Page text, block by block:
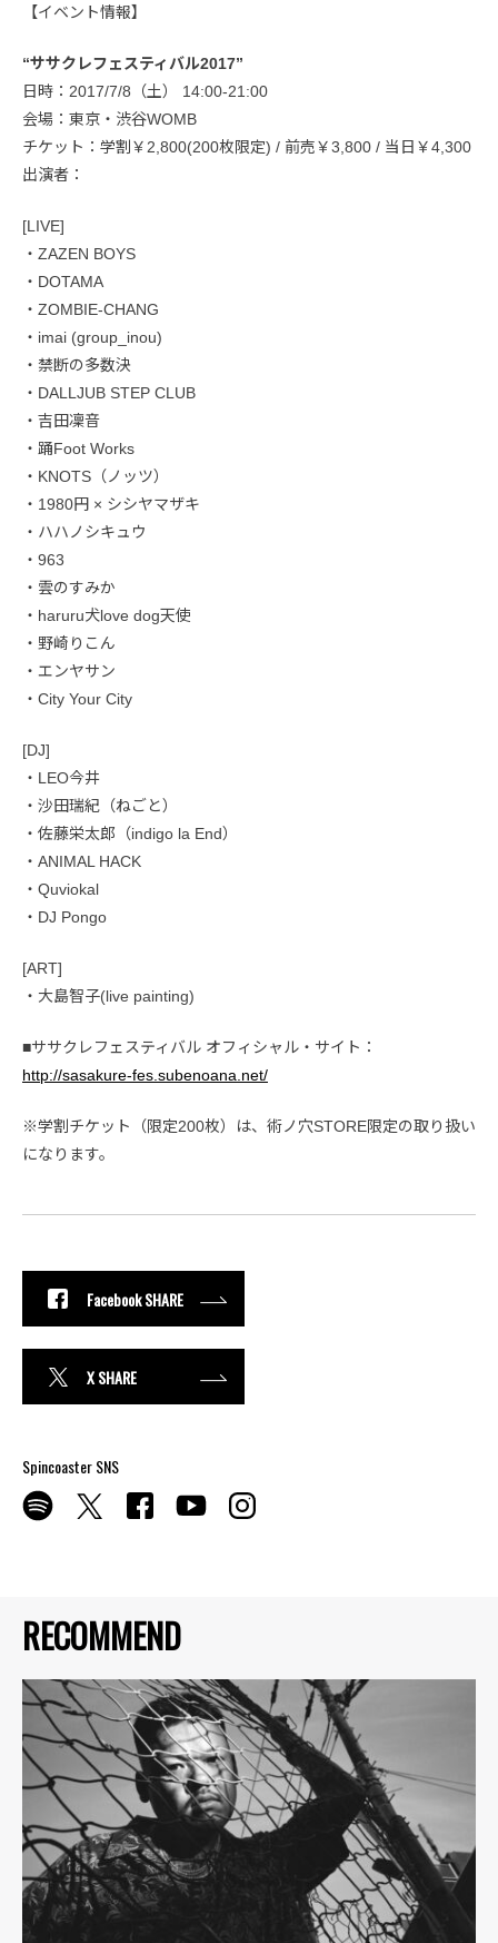
RECOMMEND
【イベント情報】
“ササクレフェスティバル2017”
日時：2017/7/8（土） 14:00-21:00
会場：東京・渋谷WOMB
チケット：学割￥2,800(200枚限定) / 前売￥3,800 / 当日￥4,300
出演者：
[LIVE]
・ZAZEN BOYS
・DOTAMA
・ZOMBIE-CHANG
・imai (group_inou)
・禁断の多数決
・DALLJUB STEP CLUB
・吉田凜音
・踊Foot Works
・KNOTS（ノッツ）
・1980円 × シシヤマザキ
・ハハノシキュウ
・963
・雲のすみか
・haruru犬love dog天使
・野崎りこん
・エンヤサン
・City Your City
[DJ]
・LEO今井
・沙田瑞紀（ねごと）
・佐藤栄太郎（indigo la End）
・ANIMAL HACK
・Quviokal
・DJ Pongo
[ART]
・大島智子(live painting)
■ササクレフェスティバル オフィシャル・サイト：
http://sasakure-fes.subenoana.net/
※学割チケット（限定200枚）は、術ノ穴STORE限定の取り扱い
になります。
Facebook SHARE
X SHARE
Spincoaster SNS